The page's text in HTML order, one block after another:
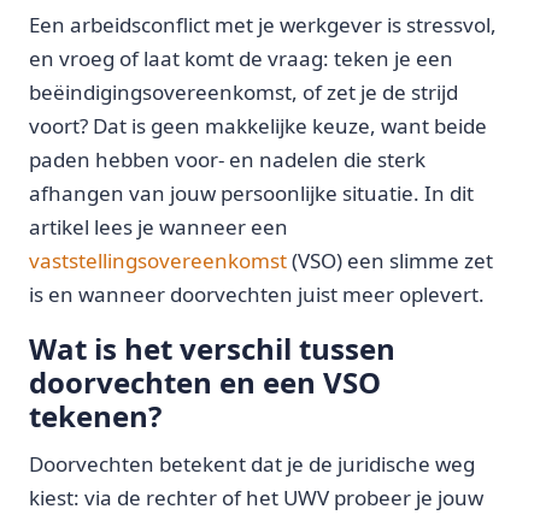
Een arbeidsconflict met je werkgever is stressvol,
en vroeg of laat komt de vraag: teken je een
beëindigingsovereenkomst, of zet je de strijd
voort? Dat is geen makkelijke keuze, want beide
paden hebben voor- en nadelen die sterk
afhangen van jouw persoonlijke situatie. In dit
artikel lees je wanneer een
vaststellingsovereenkomst(VSO) een slimme zet
is en wanneer doorvechten juist meer oplevert.
Wat is het verschil tussen
doorvechten en een VSO
tekenen?
Doorvechten betekent dat je de juridische weg
kiest: via de rechter of het UWV probeer je jouw